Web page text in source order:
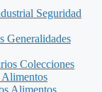
Seguridad
Generalidades
Colecciones
Alimentos